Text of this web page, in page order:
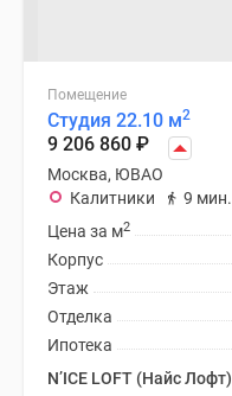
Помещение
Студия 22.10 м2
9 206 860 ₽
Москва, ЮВАО
Калитники
9 мин.
Цена за м2
Корпус
Этаж
Отделка
Ипотека
N’ICE LOFT (Найс Лофт)